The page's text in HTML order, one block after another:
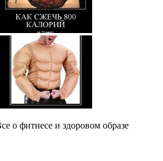
о фитнесе и здоровом образе